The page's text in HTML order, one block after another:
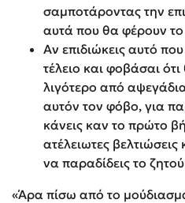
σαμποτάροντας την
αυτά που θα φέρουν
Αν επιδιώκεις αυτό
τέλειο και φοβάσαι ότι
λιγότερο από
αυτόν τον φόβο, για
κάνεις καν το πρώτο
ατέλειωτες
να παραδίδεις το
«Άρα πίσω από το